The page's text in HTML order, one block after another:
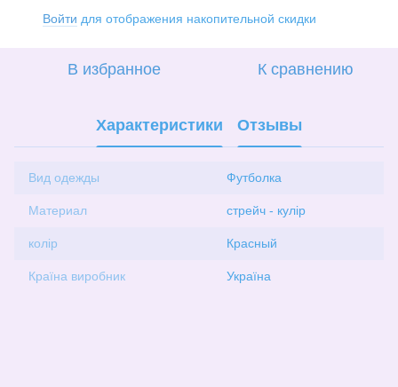
Войти для отображения накопительной скидки
В избранное К сравнению
Характеристики Отзывы
Вид одежды Футболка
Материал стрейч - кулір
колір Красный
Країна виробник Україна